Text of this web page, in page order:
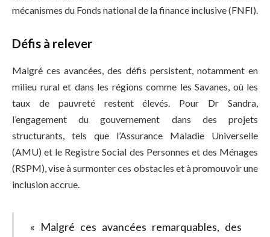
mécanismes du Fonds national de la finance inclusive (FNFI).
Défis à relever
Malgré ces avancées, des défis persistent, notamment en
milieu rural et dans les régions comme les Savanes, où les
taux de pauvreté restent élevés. Pour Dr Sandra,
l’engagement du gouvernement dans des projets
structurants, tels que l’Assurance Maladie Universelle
(AMU) et le Registre Social des Personnes et des Ménages
(RSPM), vise à surmonter ces obstacles et à promouvoir une
inclusion accrue.
« Malgré ces avancées remarquables, des